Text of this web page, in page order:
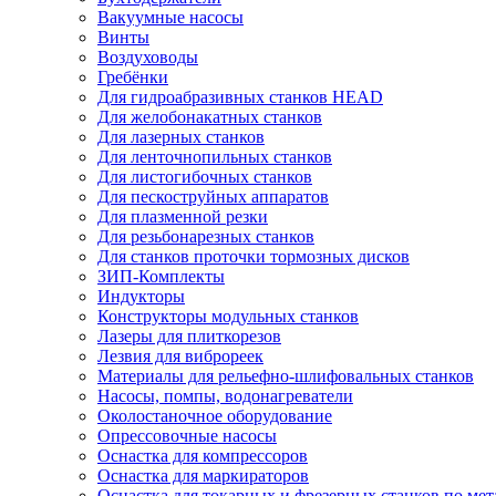
Вакуумные насосы
Винты
Воздуховоды
Гребёнки
Для гидроабразивных станков HEAD
Для желобонакатных станков
Для лазерных станков
Для ленточнопильных станков
Для листогибочных станков
Для пескоструйных аппаратов
Для плазменной резки
Для резьбонарезных станков
Для станков проточки тормозных дисков
ЗИП-Комплекты
Индукторы
Конструкторы модульных станков
Лазеры для плиткорезов
Лезвия для виброреек
Материалы для рельефно-шлифовальных станков
Насосы, помпы, водонагреватели
Околостаночное оборудование
Опрессовочные насосы
Оснастка для компрессоров
Оснастка для маркираторов